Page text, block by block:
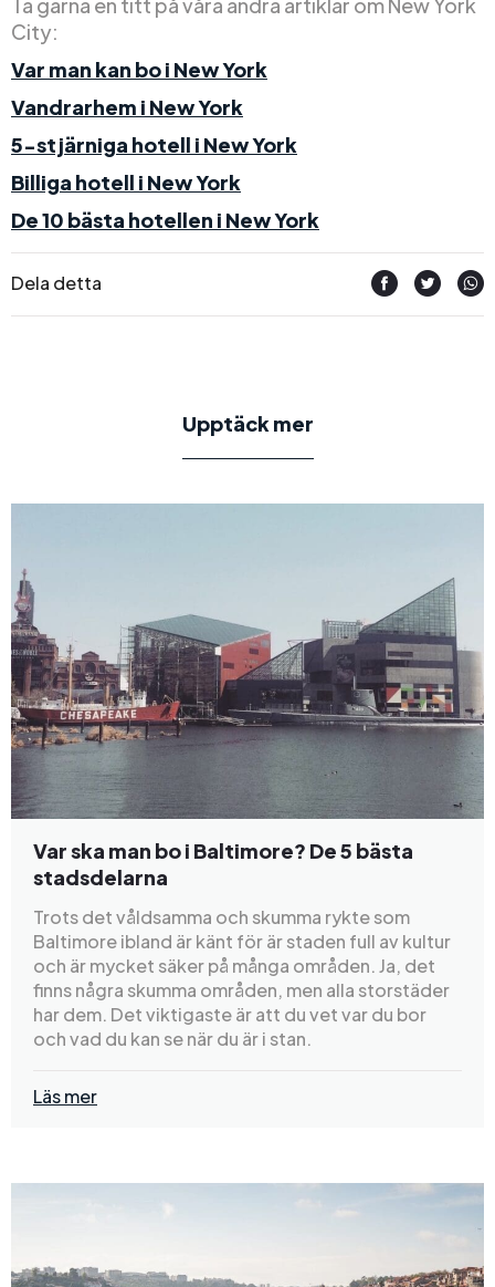
City:
Var man kan bo i New York
Vandrarhem i New York
5-stjärniga hotell i New York
Billiga hotell i New York
De 10 bästa hotellen i New York
Dela detta
Upptäck mer
Var ska man bo i Baltimore? De 5 bästa
stadsdelarna
Trots det våldsamma och skumma rykte som
Baltimore ibland är känt för är staden full av kultur
och är mycket säker på många områden. Ja, det
finns några skumma områden, men alla storstäder
har dem. Det viktigaste är att du vet var du bor
och vad du kan se när du är i stan.
Läs mer